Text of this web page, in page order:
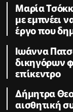
Μαρία
με εμπνέει
έργο που
Ιωάννα
δικηγόρων
επίκεντρο
Δήμητρα
αισθητική